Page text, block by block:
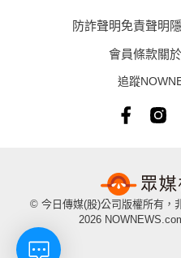
防詐聲明免責聲明
會員條款關
追蹤
© 今日傳媒(股)公司版權所有，
2026